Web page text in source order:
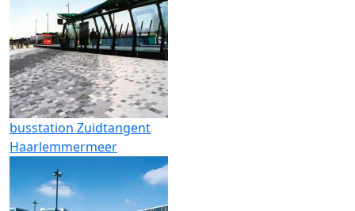
busstation Zuidtangent
Haarlemmermeer